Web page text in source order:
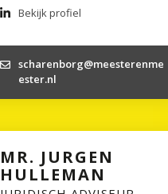
Bekijk profiel
scharenborg@meesterenme
ester.nl
MR. JURGEN
HULLEMAN